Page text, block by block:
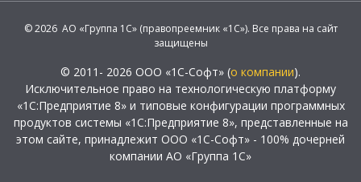
© 2026 АО «Группа 1С» (правопреемник «1С»). Все права на сайт
защищены
© 2011- 2026 ООО «1С-Софт» (о компании).
Исключительное право на технологическую платформу
«1С:Предприятие 8» и типовые конфигурации программных
продуктов системы «1С:Предприятие 8», представленные на
этом сайте, принадлежит ООО «1С-Софт» - 100% дочерней
компании АО «Группа 1С»